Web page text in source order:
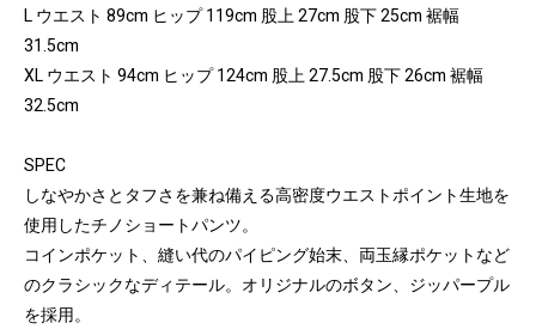
L ウエスト 89cm ヒップ 119cm 股上 27cm 股下 25cm 裾幅
31.5cm
XL ウエスト 94cm ヒップ 124cm 股上 27.5cm 股下 26cm 裾幅
32.5cm
SPEC
しなやかさとタフさを兼ね備える高密度ウエストポイント生地を
使用したチノショートパンツ。
コインポケット、縫い代のパイピング始末、両玉縁ポケットなど
のクラシックなディテール。オリジナルのボタン、ジッパープル
を採用。